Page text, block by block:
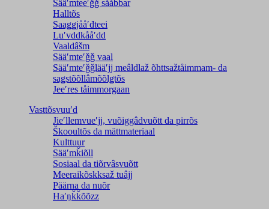
Sääʹmteeʹǧǧ sååbbar
Halltõs
Saaǥǥjååʹđteei
Luʹvddkååʹdd
Vaaldâšm
Sääʹmteʹǧǧ vaal
Sääʹmteʹǧǧlääʹjj meâldlaž õhttsažtåimmam- da
saǥstõõllâmõõlǥtõs
Jeeʹres tåimmorgaan
Vasttõsvuuʹd
Jieʹllemvueʹjj, vuõiggâdvuõtt da pirrõs
Škooultõs da mättmateriaal
Kulttuur
Sääʹmǩiõll
Sosiaal da tiõrvâsvuõtt
Meeraikõskksaž tuâjj
Päärna da nuõr
Haʹŋǩǩõõzz